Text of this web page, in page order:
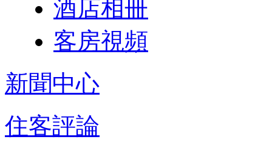
酒店相冊
客房視頻
新聞中心
住客評論